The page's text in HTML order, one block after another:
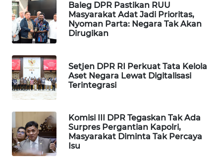
Baleg DPR Pastikan RUU
Masyarakat Adat Jadi Prioritas,
Nyoman Parta: Negara Tak Akan
Dirugikan
Setjen DPR RI Perkuat Tata Kelola
Aset Negara Lewat Digitalisasi
Terintegrasi
Komisi III DPR Tegaskan Tak Ada
Surpres Pergantian Kapolri,
Masyarakat Diminta Tak Percaya
Isu
WAHANA
Wahana
Network
KONSUMEN
LISTRIK
MASYARAKAT
KELISTRIKAN
WALINKI
ID